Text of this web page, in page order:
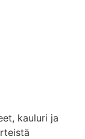
kauluri ja